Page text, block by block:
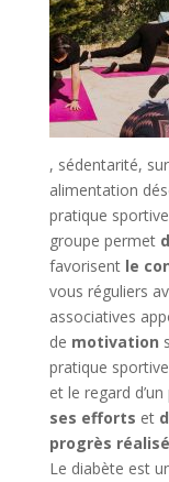
, sédentarité,
alimentation
pratique
groupe permet
favorisent le
vous réguliers
associatives
de motivation
pratique
et le regard
ses efforts et
progrès
Le diabète est